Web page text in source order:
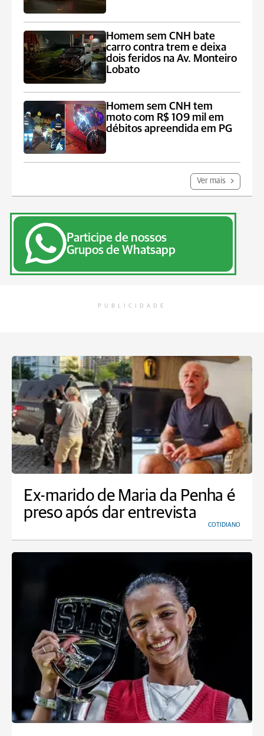
Homem sem CNH bate
carro contra trem e deixa
dois feridos na Av. Monteiro
Lobato
Homem sem CNH tem
moto com R$ 109 mil em
débitos apreendida em PG
Ver mais
Participe de nossos
Grupos de Whatsapp
PUBLICIDADE
Ex-marido de Maria da Penha é
preso após dar entrevista
COTIDIANO